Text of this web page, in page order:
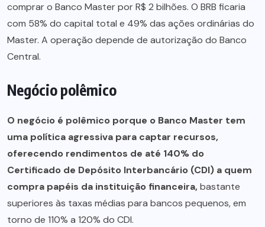
comprar o Banco Master por R$ 2 bilhões. O BRB ficaria
com 58% do capital total e 49% das ações ordinárias do
Master. A operação depende de autorização do Banco
Central.
Negócio polêmico
O negócio é polêmico porque o Banco Master tem
uma política agressiva para captar recursos,
oferecendo rendimentos de até 140% do
Certificado de Depósito Interbancário (CDI) a quem
compra papéis da instituição financeira,bastante
superiores às taxas médias para bancos pequenos, em
torno de 110% a 120% do CDI.